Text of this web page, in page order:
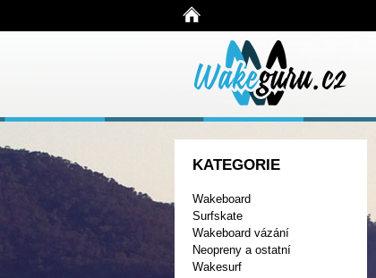
KATEGORIE
Wakeboard
Surfskate
Wakeboard vázání
Neopreny a ostatní
Wakesurf